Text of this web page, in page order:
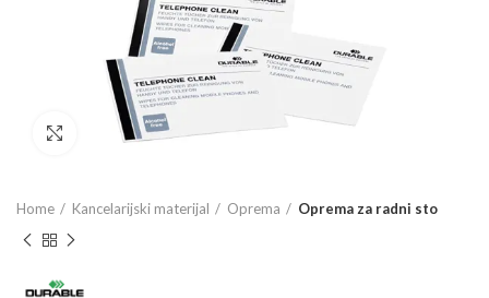
Click to enlarge
Home Kancelarijski materijal Oprema Oprema za radni sto